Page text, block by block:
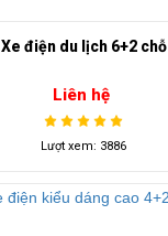
Xe điện du lịch 6+2 chỗ
Liên hệ
Lượt xem: 3886